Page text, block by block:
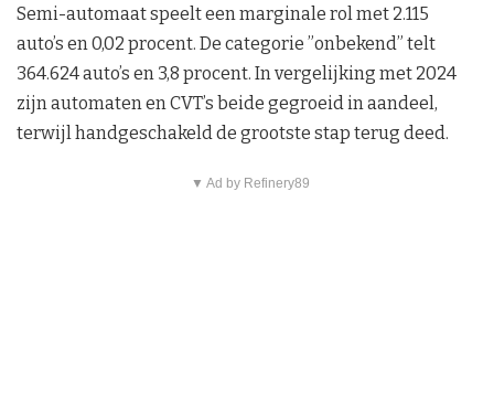
Semi-automaat speelt een marginale rol met 2.115
auto’s en 0,02 procent. De categorie ”onbekend” telt
364.624 auto’s en 3,8 procent. In vergelijking met 2024
zijn automaten en CVT’s beide gegroeid in aandeel,
terwijl handgeschakeld de grootste stap terug deed.
▼ Ad by Refinery89